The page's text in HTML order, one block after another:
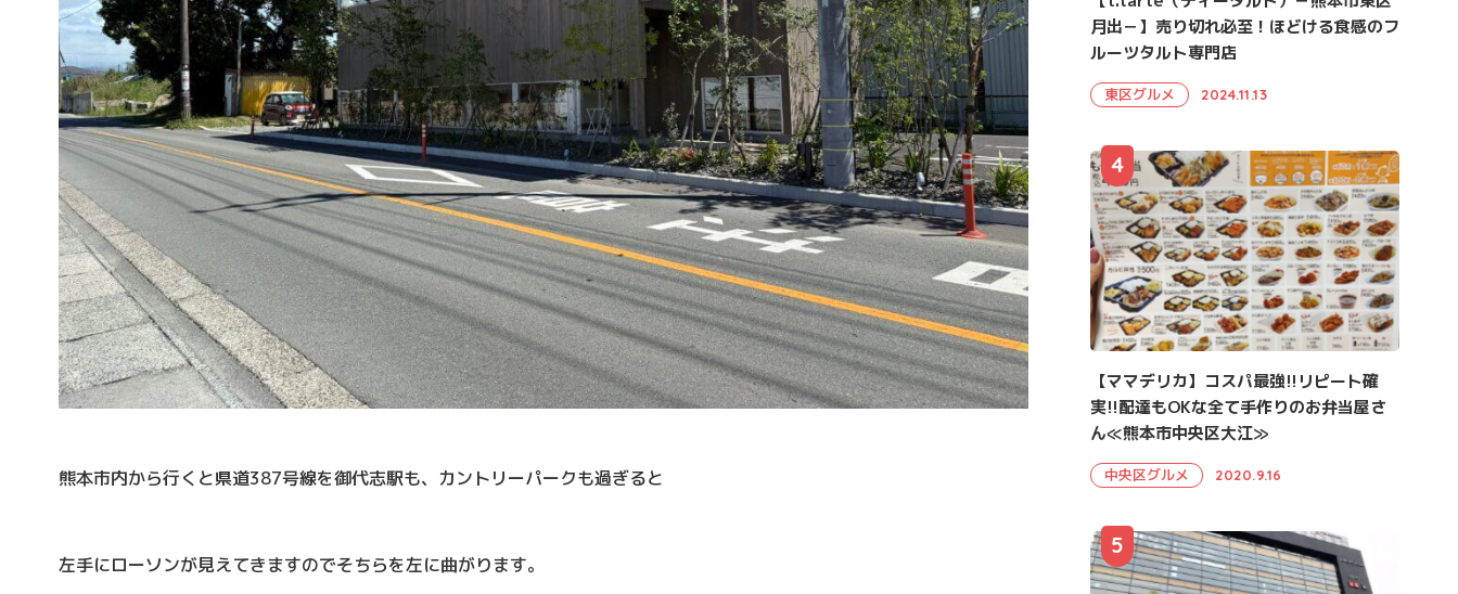
熊本市内から行くと県道387号線を御代志駅も、カントリーパークも過ぎると
左手にローソンが見えてきますのでそちらを左に曲がります。
月出－】売り切れ必至！ほどける食感のフ
ルーツタルト専門店
東区グルメ 2024.11.13
【ママデリカ】コスパ最強!!リピート確
実!!配達もOKな全て手作りのお弁当屋さ
ん≪熊本市中央区大江≫
中央区グルメ 2020.9.16
4
5